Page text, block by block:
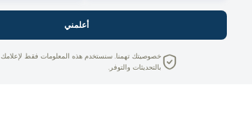
أعلمني
خصوصيتك تهمنا. سنستخدم هذه المعلومات فقط لإعلامك
بالتحديثات والتوفر.